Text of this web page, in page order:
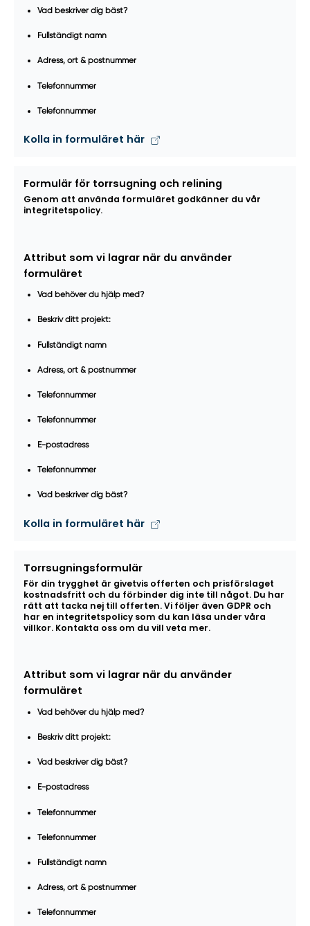
Vad beskriver dig bäst?
Fullständigt namn
Adress, ort & postnummer
Telefonnummer
Telefonnummer
Kolla in formuläret här
Formulär för torrsugning och relining
Genom att använda formuläret godkänner du vår
integritetspolicy.
Attribut som vi lagrar när du använder
formuläret
Vad behöver du hjälp med?
Beskriv ditt projekt:
Fullständigt namn
Adress, ort & postnummer
Telefonnummer
Telefonnummer
E-postadress
Telefonnummer
Vad beskriver dig bäst?
Kolla in formuläret här
Torrsugningsformulär
För din trygghet är givetvis offerten och prisförslaget
kostnadsfritt och du förbinder dig inte till något. Du har
rätt att tacka nej till offerten. Vi följer även GDPR och
har en integritetspolicy som du kan läsa under våra
villkor. Kontakta oss om du vill veta mer.
Attribut som vi lagrar när du använder
formuläret
Vad behöver du hjälp med?
Beskriv ditt projekt:
Vad beskriver dig bäst?
E-postadress
Telefonnummer
Telefonnummer
Fullständigt namn
Adress, ort & postnummer
Telefonnummer